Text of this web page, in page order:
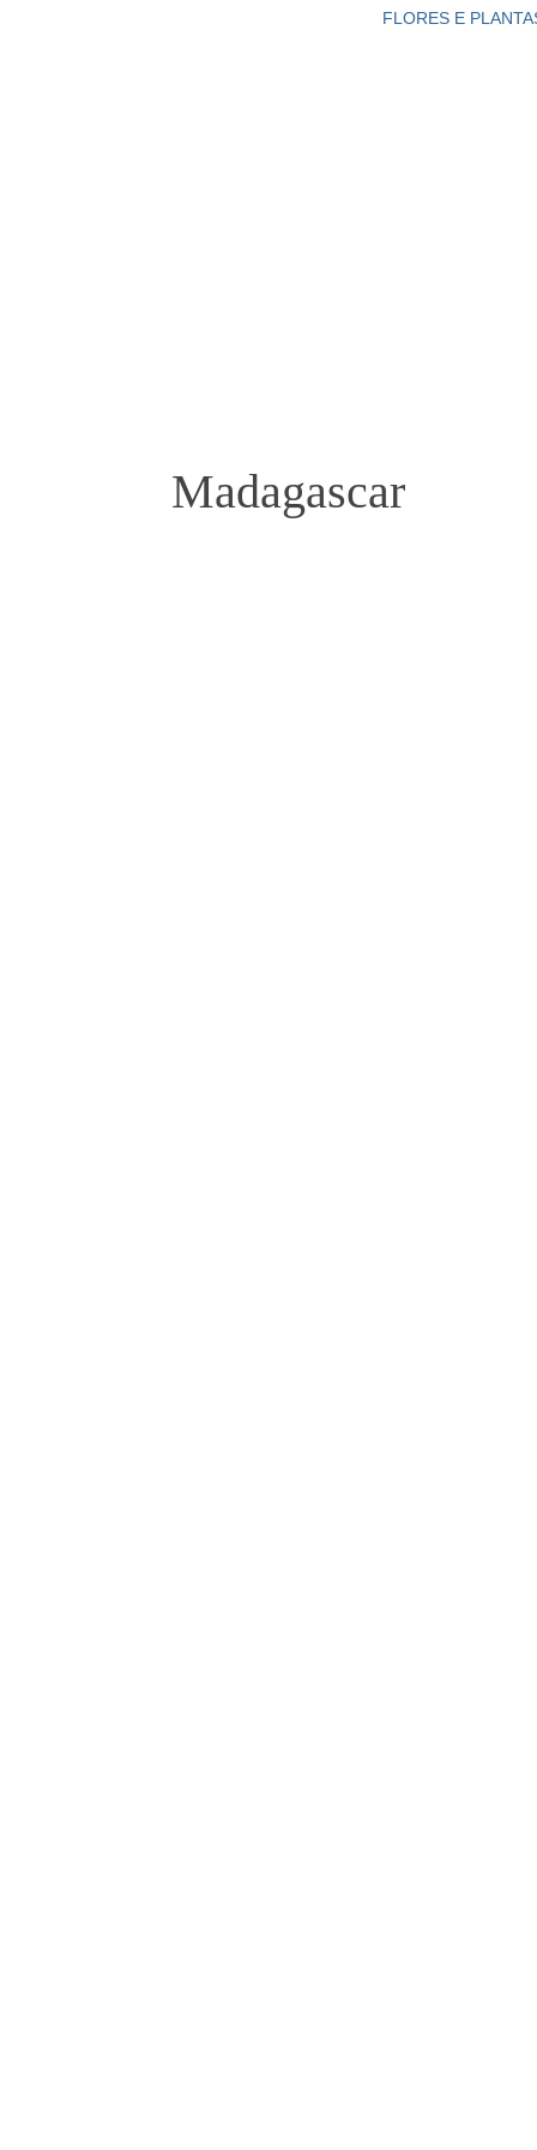
Madagascar
FLORES E